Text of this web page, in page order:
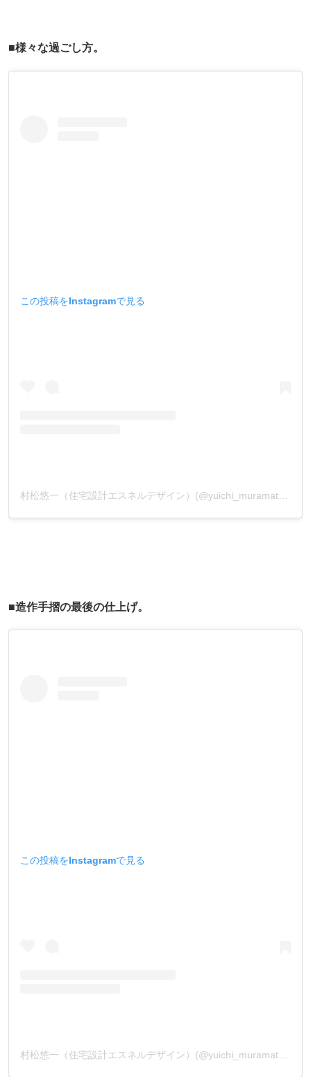
■様々な過ごし方。
この投稿をInstagramで見る
村松悠一（住宅設計エスネルデザイン）(@yuichi_muramatsu_)がシェアした投稿
■造作手摺の最後の仕上げ。
この投稿をInstagramで見る
村松悠一（住宅設計エスネルデザイン）(@yuichi_muramatsu_)がシェアした投稿